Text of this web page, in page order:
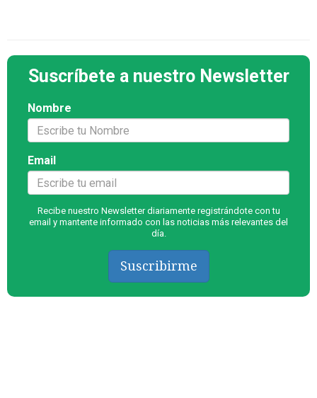
Suscríbete a nuestro Newsletter
Nombre
Email
Recibe nuestro Newsletter diariamente registrándote con tu
email y mantente informado con las noticias más relevantes del
día.
Suscribirme